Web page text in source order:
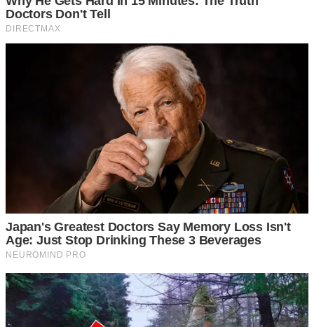
3 ปรุงรสได้ตามใจชอบ อาจจะใส่น้ำตาลทรายเพิ่มลงไปเล็กน้อย
พอให้รสชาติดี อ ย่ า ใส่มากจนเกินไปจะไม่เป็นผลดีต่อร่างกาย
คนให้เข้ากันก็นำมาดื่มได้เลย หรือจะรอให้อุ่นก่อนก็ได้